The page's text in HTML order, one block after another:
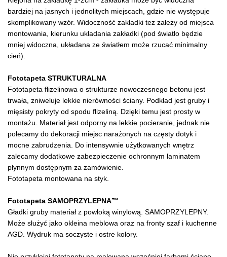
bardziej na jasnych i jednolitych miejscach, gdzie nie występuje
skomplikowany wzór. Widoczność zakładki tez zależy od miejsca
montowania, kierunku układania zakładki (pod światło będzie
mniej widoczna, układana ze światłem może rzucać minimalny
cień).
Fototapeta STRUKTURALNA
Fototapeta flizelinowa o strukturze nowoczesnego betonu jest
trwała, zniweluje lekkie nierówności ściany. Podkład jest gruby i
mięsisty pokryty od spodu flizeliną. Dzięki temu jest prosty w
montażu. Materiał jest odporny na lekkie pocieranie, jednak nie
polecamy do dekoracji miejsc narażonych na częsty dotyk i
mocne zabrudzenia. Do intensywnie użytkowanych wnętrz
zalecamy dodatkowe zabezpieczenie ochronnym laminatem
płynnym dostępnym za zamówienie.
Fototapeta montowana na styk.
Fototapeta SAMOPRZYLEPNA™
Gładki gruby materiał z powłoką winylową. SAMOPRZYLEPNY.
Może służyć jako okleina meblowa oraz na fronty szaf i kuchenne
AGD. Wydruk ma soczyste i ostre kolory.